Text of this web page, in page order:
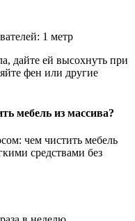
1 метр
дайте ей высохнуть при
фен или другие
мебель из массива?
чем чистить мебель
средствами без